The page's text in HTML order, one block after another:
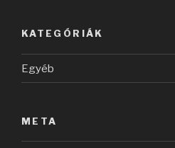
KATEGÓRIÁK
Egyéb
META